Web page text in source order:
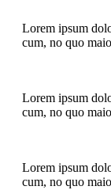
Lorem ipsum
cum, no quo
Lorem ipsum
cum, no quo
Lorem ipsum
cum, no quo